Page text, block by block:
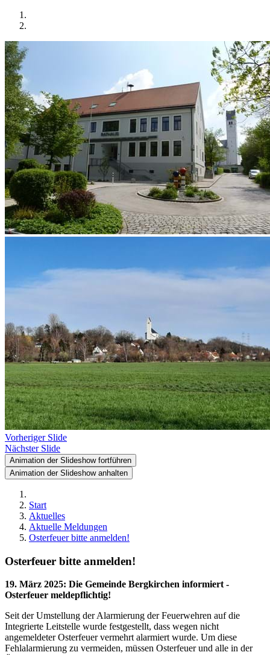
Vorheriger Slide
Nächster Slide
Animation der Slideshow fortführen
Animation der Slideshow anhalten
Start
Aktuelles
Aktuelle Meldungen
Osterfeuer bitte anmelden!
Osterfeuer bitte anmelden!
19. März 2025: Die Gemeinde Bergkirchen informiert -
Osterfeuer meldepflichtig!
Seit der Umstellung der Alarmierung der Feuerwehren auf die
Integrierte Leitstelle wurde festgestellt, dass wegen nicht
angemeldeter Osterfeuer vermehrt alarmiert wurde. Um diese
Fehlalarmierung zu vermeiden, müssen Osterfeuer und alle in der